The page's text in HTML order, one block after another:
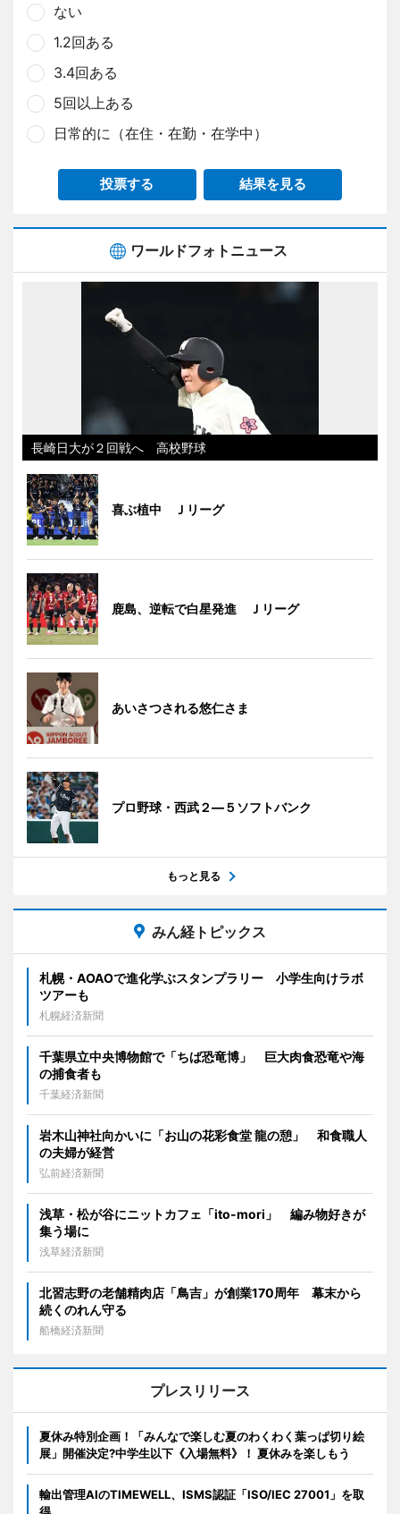
ない
1.2回ある
3.4回ある
5回以上ある
日常的に（在住・在勤・在学中）
投票する 結果を見る
ワールドフォトニュース
長崎日大が２回戦へ 高校野球
喜ぶ植中 Ｊリーグ
鹿島、逆転で白星発進 Ｊリーグ
あいさつされる悠仁さま
プロ野球・西武２―５ソフトバンク
もっと見る
みん経トピックス
札幌・AOAOで進化学ぶスタンプラリー 小学生向けラボ
ツアーも
札幌経済新聞
千葉県立中央博物館で「ちば恐竜博」 巨大肉食恐竜や海
の捕食者も
千葉経済新聞
岩木山神社向かいに「お山の花彩食堂 龍の憩」 和食職人
の夫婦が経営
弘前経済新聞
浅草・松が谷にニットカフェ「ito-mori」 編み物好きが
集う場に
浅草経済新聞
北習志野の老舗精肉店「鳥吉」が創業170周年 幕末から
続くのれん守る
船橋経済新聞
プレスリリース
夏休み特別企画！「みんなで楽しむ夏のわくわく葉っぱ切り絵
展」開催決定?中学生以下《入場無料》！ 夏休みを楽しもう
輸出管理AIのTIMEWELL、ISMS認証「ISO/IEC 27001」を取